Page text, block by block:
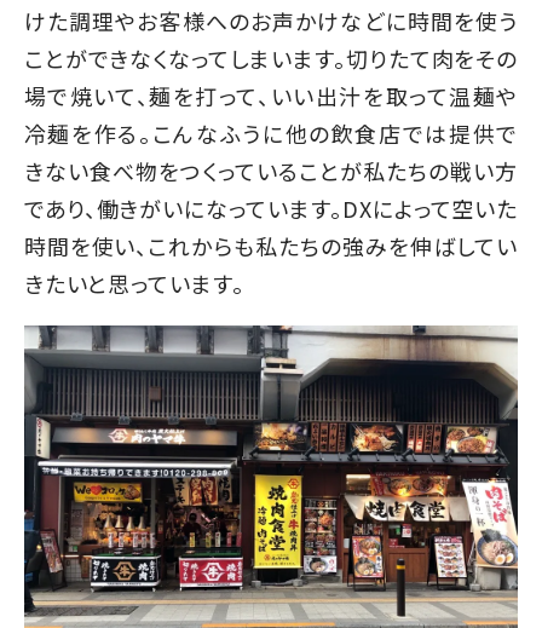
けた調理やお客様へのお声かけなどに時間を使う
ことができなくなってしまいます。切りたて肉をその
場で焼いて、麺を打って、いい出汁を取って温麺や
冷麺を作る。こんなふうに他の飲食店では提供で
きない食べ物をつくっていることが私たちの戦い方
であり、働きがいになっています。DXによって空いた
時間を使い、これからも私たちの強みを伸ばしてい
きたいと思っています。